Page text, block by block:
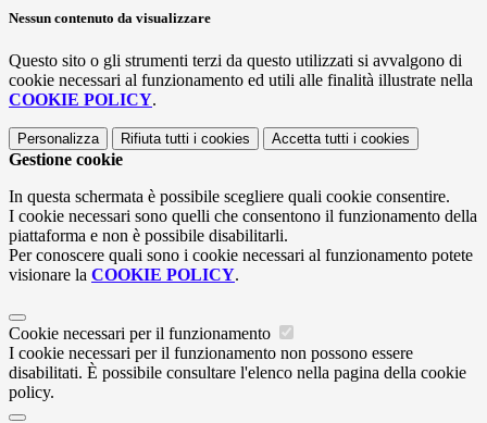
Nessun contenuto da visualizzare
Questo sito o gli strumenti terzi da questo utilizzati si avvalgono di
cookie necessari al funzionamento ed utili alle finalità illustrate nella
COOKIE POLICY.
Personalizza Rifiuta tutti i cookies Accetta tutti i cookies
Gestione cookie
In questa schermata è possibile scegliere quali cookie consentire.
I cookie necessari sono quelli che consentono il funzionamento della
piattaforma e non è possibile disabilitarli.
Per conoscere quali sono i cookie necessari al funzionamento potete
visionare la COOKIE POLICY.
Cookie necessari per il funzionamento
I cookie necessari per il funzionamento non possono essere
disabilitati. È possibile consultare l'elenco nella pagina della cookie
policy.